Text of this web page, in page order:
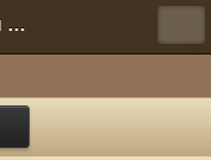
Форум онлайн игры "Новая Эра" (Нюра Биз)